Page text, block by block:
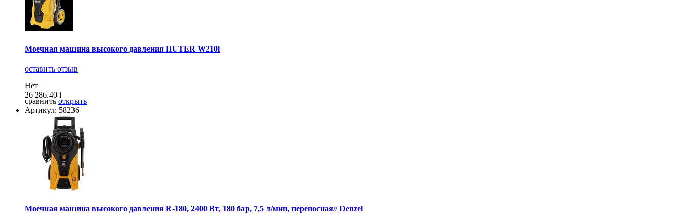
Моечная машина высокого давления HUTER W210i
оставить отзыв
Нет
26 286.40 i
сравнить открыть
Артикул: 58236
Моечная машина высокого давления R-180, 2400 Вт, 180 бар, 7,5 л/мин, переносная// Denzel